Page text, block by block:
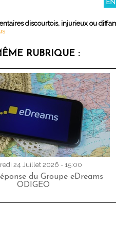
discourtois, injurieux ou
RUBRIQUE :
24 Juillet 2026 - 15:00
du Groupe eDreams
ODIGEO